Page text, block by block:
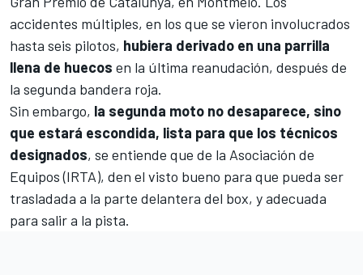
accidentes múltiples, en los que se vieron involucrados
hasta seis pilotos, hubiera derivado en una parrilla
llena de huecos en la última reanudación, después de
la segunda bandera roja.
Sin embargo, la segunda moto no desaparece, sino
que estará escondida, lista para que los técnicos
designados, se entiende que de la Asociación de
Equipos (IRTA), den el visto bueno para que pueda ser
trasladada a la parte delantera del box, y adecuada
para salir a la pista.